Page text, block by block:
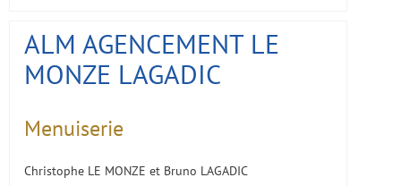
ALM AGENCEMENT LE
MONZE LAGADIC
Menuiserie
Christophe LE MONZE et Bruno LAGADIC